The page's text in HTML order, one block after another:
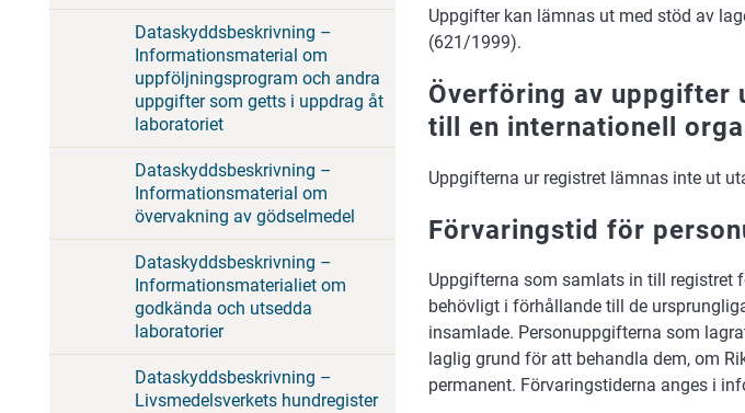
Dataskyddsbeskrivning –
Informationsmaterial om
uppföljningsprogram och andra
uppgifter som getts i uppdrag åt
laboratoriet
Dataskyddsbeskrivning –
Informationsmaterial om
övervakning av gödselmedel
Dataskyddsbeskrivning –
Informationsmaterialiet om
godkända och utsedda
laboratorier
Dataskyddsbeskrivning –
Livsmedelsverkets hundregister
Uppgifter kan lämnas ut med stöd av
(621/1999).
Överföring av uppgifter
till en internationell
Uppgifterna ur registret lämnas inte ut
Förvaringstid för
Uppgifterna som samlats in till registret
behövligt i förhållande till de
insamlade. Personuppgifterna som
laglig grund för att behandla dem, om
permanent. Förvaringstiderna anges i